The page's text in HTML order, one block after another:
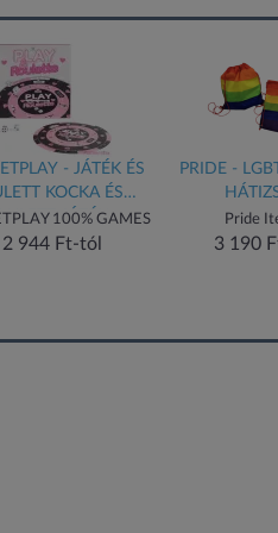
JÁTÉK ÉS
ÉS
FR)
GAMES
tól
PRIDE - LGBT ZÁSZLÓ
HÁTIZSÁK
Pride Items
3 190 Ft-tól